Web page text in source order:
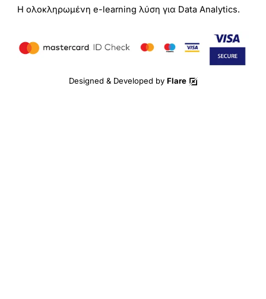
Η ολοκληρωμένη e-learning λύση για Data Analytics.
Designed & Developed by Flare